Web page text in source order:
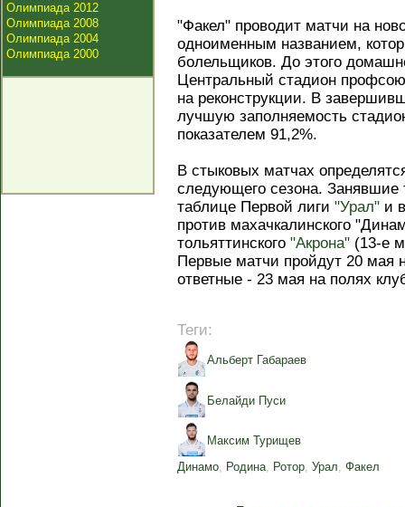
Олимпиада 2012
Олимпиада 2008
Олимпиада 2004
Олимпиада 2000
"Факел" проводит матчи на
одноименным названием,
болельщиков. До этого
Центральный стадион
на реконструкции. В
лучшую заполняемость
показателем 91,2%.
В стыковых матчах
следующего сезона. Занявшие
таблице Первой лиги "Урал" и
против махачкалинского
тольяттинского "Акрона" (13-е
Первые матчи пройдут 20 мая
ответные - 23 мая на полях
Теги:
Альберт Габараев
Белайди Пуси
Максим Турищев
Динамо, Родина, Ротор, Урал, Факел